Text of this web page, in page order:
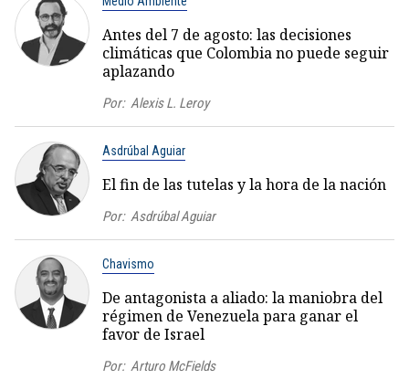
Antes del 7 de agosto: las decisiones
climáticas que Colombia no puede seguir
aplazando
Por: Alexis L. Leroy
Asdrúbal Aguiar
El fin de las tutelas y la hora de la nación
Por: Asdrúbal Aguiar
Chavismo
De antagonista a aliado: la maniobra del
régimen de Venezuela para ganar el
favor de Israel
Por: Arturo McFields